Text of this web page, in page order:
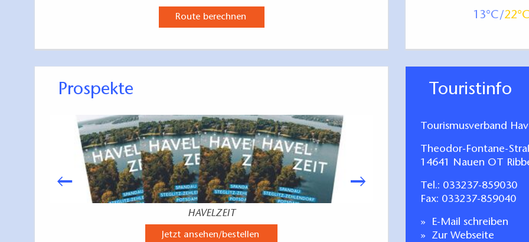
Route berechnen 13 22
Prospekte
HAVELZEIT
Jetzt ansehen/bestellen Jetzt
Touristinfo
Tourismusverband
Theodor-Fontane-
14641 Nauen OT
Tel.: 033237-859030
Fax: 033237-859040
E-Mail schreiben
Zur Webseite